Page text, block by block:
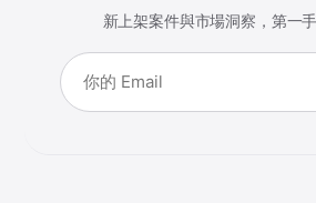
新上架案件與市場洞察，第一手